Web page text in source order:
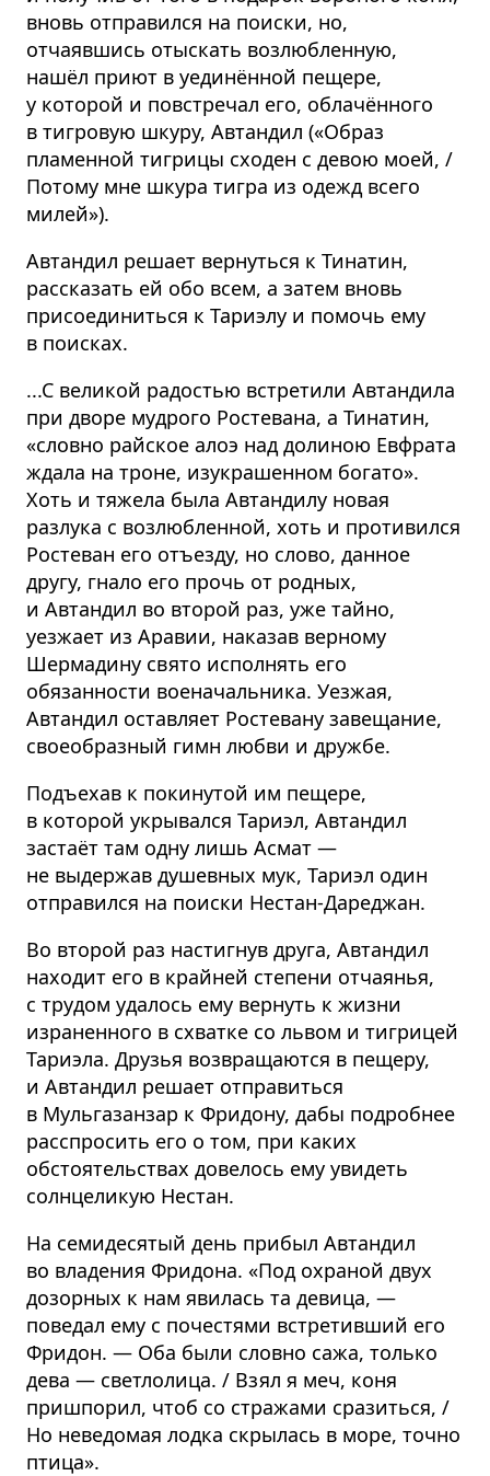
вновь отправился на поиски, но,
отчаявшись отыскать возлюбленную,
нашёл приют в уединённой пещере,
у которой и повстречал его, облачённого
в тигровую шкуру, Автандил («Образ
пламенной тигрицы сходен с девою моей, /
Потому мне шкура тигра из одежд всего
милей»).
Автандил решает вернуться к Тинатин,
рассказать ей обо всем, а затем вновь
присоединиться к Тариэлу и помочь ему
в поисках.
...С великой радостью встретили Автандила
при дворе мудрого Ростевана, а Тинатин,
«словно райское алоэ над долиною Евфрата
ждала на троне, изукрашенном богато».
Хоть и тяжела была Автандилу новая
разлука с возлюбленной, хоть и противился
Ростеван его отъезду, но слово, данное
другу, гнало его прочь от родных,
и Автандил во второй раз, уже тайно,
уезжает из Аравии, наказав верному
Шермадину свято исполнять его
обязанности военачальника. Уезжая,
Автандил оставляет Ростевану завещание,
своеобразный гимн любви и дружбе.
Подъехав к покинутой им пещере,
в которой укрывался Тариэл, Автандил
застаёт там одну лишь Асмат —
не выдержав душевных мук, Тариэл один
отправился на поиски Нестан-Дареджан.
Во второй раз настигнув друга, Автандил
находит его в крайней степени отчаянья,
с трудом удалось ему вернуть к жизни
израненного в схватке со львом и тигрицей
Тариэла. Друзья возвращаются в пещеру,
и Автандил решает отправиться
в Мульгазанзар к Фридону, дабы подробнее
расспросить его о том, при каких
обстоятельствах довелось ему увидеть
солнцеликую Нестан.
На семидесятый день прибыл Автандил
во владения Фридона. «Под охраной двух
дозорных к нам явилась та девица, —
поведал ему с почестями встретивший его
Фридон. — Оба были словно сажа, только
дева — светлолица. / Взял я меч, коня
пришпорил, чтоб со стражами сразиться, /
Но неведомая лодка скрылась в море, точно
птица».